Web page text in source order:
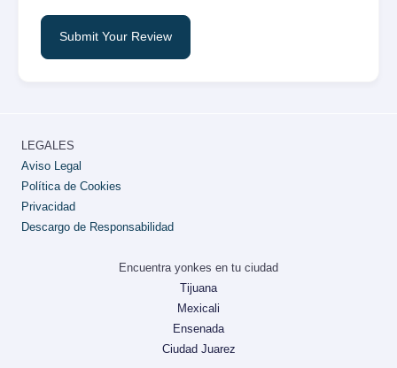
Submit Your Review
LEGALES
Aviso Legal
Política de Cookies
Privacidad
Descargo de Responsabilidad
Encuentra yonkes en tu ciudad
Tijuana
Mexicali
Ensenada
Ciudad Juarez